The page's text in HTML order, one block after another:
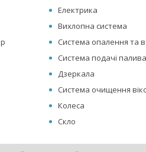
Електрика
Вихлопна система
Система опалення та
Система подачі палива
Дзеркала
Система очищення
Колеса
Скло